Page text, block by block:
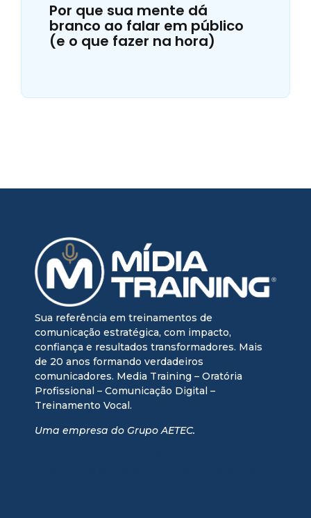
Por que sua mente dá
branco ao falar em público
(e o que fazer na hora)
Sua referência em treinamentos de
comunicação estratégica, com impacto,
confiança e resultados transformadores. Mais
de 20 anos formando verdadeiros
comunicadores. Media Training – Oratória
Profissional – Comunicação Digital –
Treinamento Vocal.
Uma empresa do Grupo AETEC.